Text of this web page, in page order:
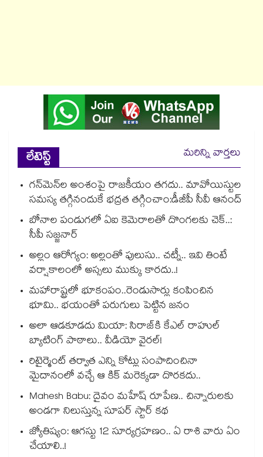
లేటెస్ట్
మరిన్ని వార్తలు
గన్⁭మెన్⁭ల అంశంపై రాజకీయం తగదు.. మావోయిస్టుల
సమస్య తగ్గినందుకే భద్రత తగ్గించాం:డీజీపీ సీవీ ఆనంద్
బోనాల పండుగలో ఏఐ కెమెరాలతో దొంగలకు చెక్..:
సీపీ సజ్జనార్
అల్లం ఆరోగ్యం: అల్లంతో పులుసు.. చట్నీ.. ఇవి తింటే
వర్షాకాలంలో అస్సలు ముక్కు కారదు..!
మహారాష్ట్రలో భూకంపం..రెండుసార్లు కంపించిన
భూమి.. భయంతో పరుగులు పెట్టిన జనం
అలా ఆడకూడదు మియా: సిరాజ్‌కి కేఎల్ రాహుల్
బ్యాటింగ్ పాఠాలు.. వీడియో వైరల్!
రిటైర్మెంట్ తర్వాత ఎన్ని కోట్లు సంపాదించినా
మైదానంలో వచ్చే ఆ కిక్ మరెక్కడా దొరకదు..
Mahesh Babu: దైవం మహేష్ రూపేణ.. చిన్నారులకు
అండగా నిలుస్తున్న సూపర్ స్టార్ కథ
జ్యోతిష్యం: ఆగస్టు 12 సూర్యగ్రహణం.. ఏ రాశి వారు ఏం
చేయాలి..!